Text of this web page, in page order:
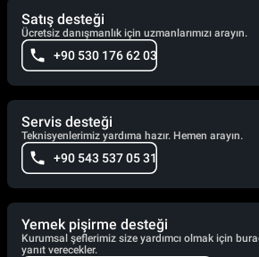
Satış desteği
Ücretsiz danışmanlık için uzmanlarımızı arayın.
+90 530 176 62 03
Servis desteği
Teknisyenlerimiz yardıma hazır. Hemen arayın.
+90 543 537 05 31
Yemek pişirme desteği
Kurumsal şeflerimiz size yardımcı olmak için
yanıt verecekler.